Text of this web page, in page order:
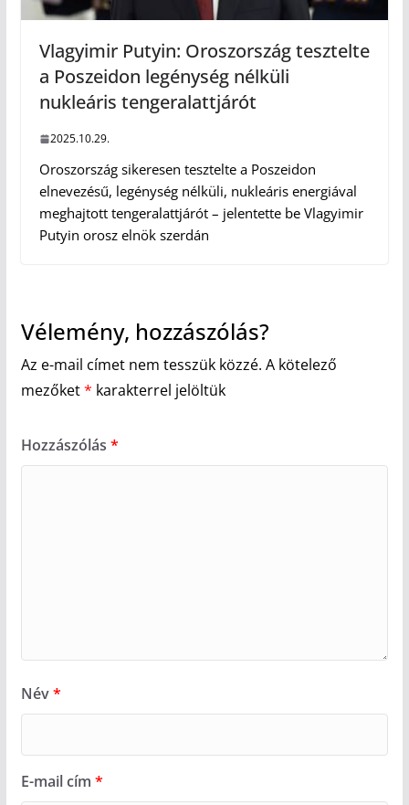
Vlagyimir Putyin: Oroszország tesztelte
a Poszeidon legénység nélküli
nukleáris tengeralattjárót
2025.10.29.
Oroszország sikeresen tesztelte a Poszeidon
elnevezésű, legénység nélküli, nukleáris energiával
meghajtott tengeralattjárót – jelentette be Vlagyimir
Putyin orosz elnök szerdán
Vélemény, hozzászólás?
Az e-mail címet nem tesszük közzé. A kötelező
mezőket* karakterrel jelöltük
Hozzászólás *
Név*
E-mail cím *